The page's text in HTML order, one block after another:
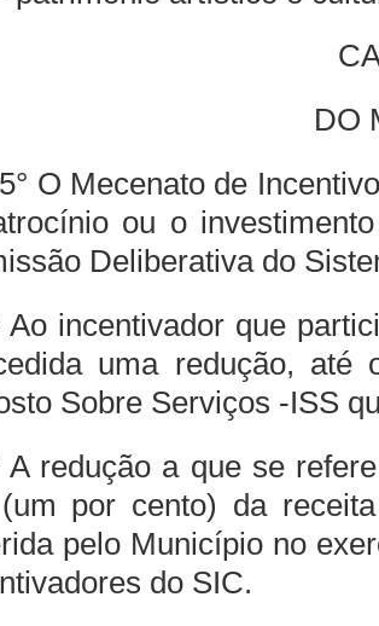
DO
O Mecenato de
ou o
Deliberativa do
Ao incentivador que
uma redução,
Sobre Serviços -ISS
A redução a que se
por cento) da
pelo Município no
do SIC.